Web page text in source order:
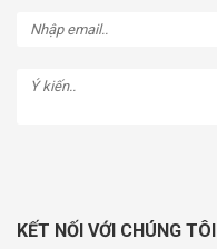
KẾT NỐI VỚI CHÚNG TÔI